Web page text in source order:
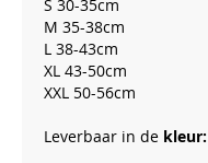
S 30-35cm
M 35-38cm
L 38-43cm
XL 43-50cm
XXL 50-56cm
Leverbaar in de